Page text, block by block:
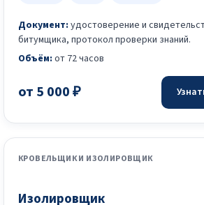
Документ: удостоверение и
битумщика, протокол проверки знаний.
Объём: от 72 часов
от 5 000 ₽
КРОВЕЛЬЩИК И ИЗОЛИРОВЩИК
Изолировщик